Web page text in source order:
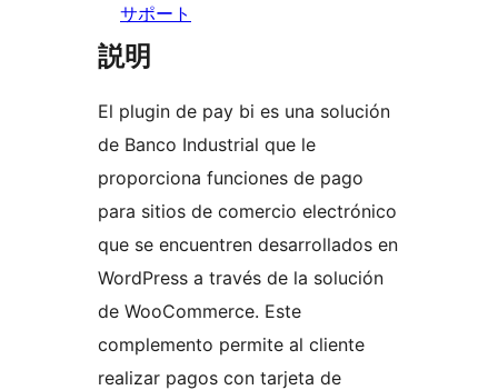
サポート
説明
El plugin de pay bi es una solución
de Banco Industrial que le
proporciona funciones de pago
para sitios de comercio electrónico
que se encuentren desarrollados en
WordPress a través de la solución
de WooCommerce. Este
complemento permite al cliente
realizar pagos con tarjeta de